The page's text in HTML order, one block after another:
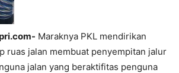
Maraknya PKL mendirikan
ruas jalan membuat penyempitan jalur
jalan yang beraktifitas penguna